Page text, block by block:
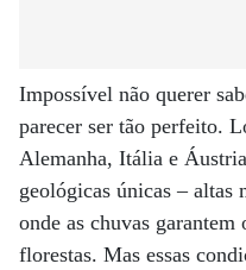
Impossível não querer
parecer ser tão perfeito.
Alemanha, Itália e
geológicas únicas – altas
onde as chuvas
florestas. Mas essas